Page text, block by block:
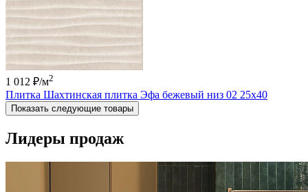
1 012 ₽/м2
Плитка Шахтинская плитка Эфа бежевый низ 02 25х40
Показать следующие товары
Лидеры продаж